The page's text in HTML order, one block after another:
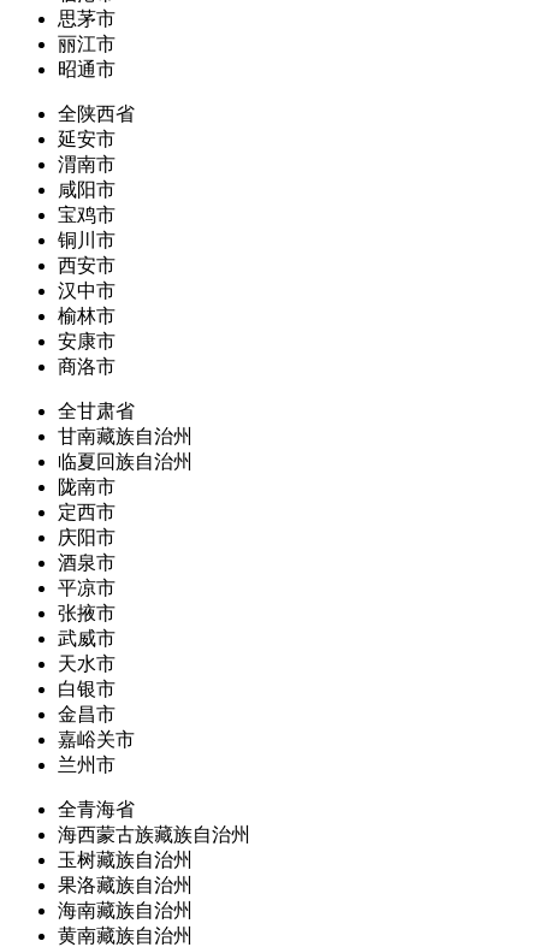
思茅市
丽江市
昭通市
全陕西省
延安市
渭南市
咸阳市
宝鸡市
铜川市
西安市
汉中市
榆林市
安康市
商洛市
全甘肃省
甘南藏族自治州
临夏回族自治州
陇南市
定西市
庆阳市
酒泉市
平凉市
张掖市
武威市
天水市
白银市
金昌市
嘉峪关市
兰州市
全青海省
海西蒙古族藏族自治州
玉树藏族自治州
果洛藏族自治州
海南藏族自治州
黄南藏族自治州